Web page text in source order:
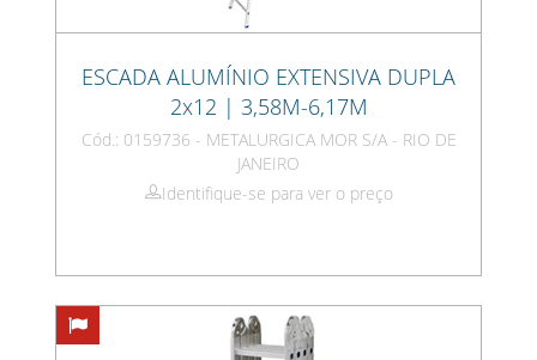
ESCADA ALUMÍNIO EXTENSIVA DUPLA
2x12 | 3,58M-6,17M
Cód.: 0159736 - METALURGICA MOR S/A - RIO DE
JANEIRO
Identifique-se para ver o preço